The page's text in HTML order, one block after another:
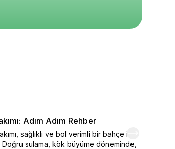
Adım Adım Rehber
sağlıklı ve bol verimli bir bahçe için
sulama, kök büyüme döneminde,